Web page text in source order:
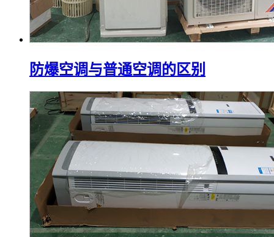
防爆空调与普通空调的区别